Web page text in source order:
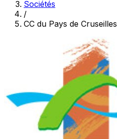
Sociétés
/
CC du Pays de Cruseilles